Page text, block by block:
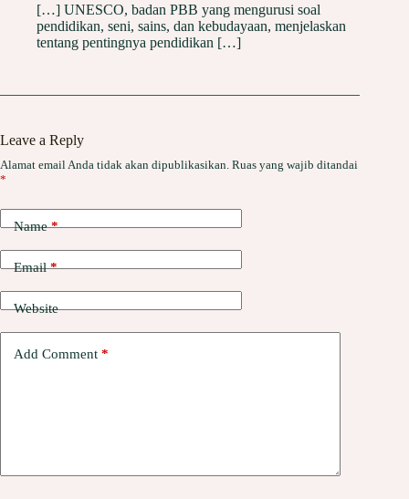
[…] UNESCO, badan PBB yang mengurusi soal
pendidikan, seni, sains, dan kebudayaan, menjelaskan
tentang pentingnya pendidikan […]
Leave a Reply
Alamat email Anda tidak akan dipublikasikan. Ruas yang wajib ditandai
*
Name*
Email*
Website
Add Comment *